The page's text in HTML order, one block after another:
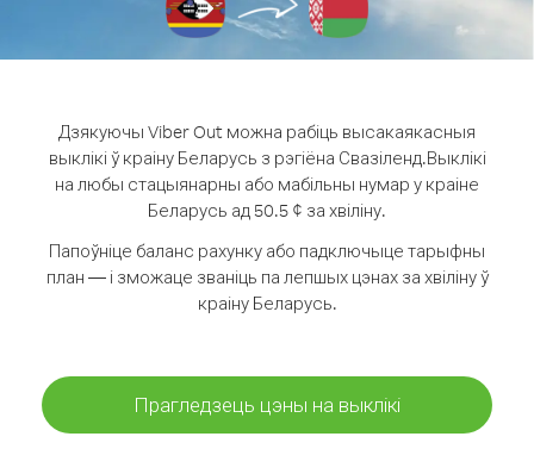
Дзякуючы Viber Out можна рабіць высакаякасныя
выклікі ў краіну Беларусь з рэгіёна Свазіленд.Выклікі
на любы стацыянарны або мабільны нумар у краіне
Беларусь ад 50.5 ¢ за хвіліну.
Папоўніце баланс рахунку або падключыце тарыфны
план — і зможаце званіць па лепшых цэнах за хвіліну ў
краіну Беларусь.
Прагледзець цэны на выклікі